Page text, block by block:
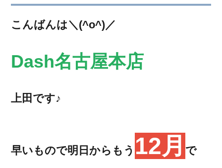
こんばんは＼(^o^)／
Dash名古屋本店
上田です♪
早いもので明日からもう 12月 で